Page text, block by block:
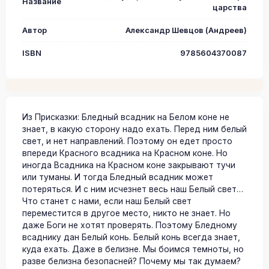
царства
Автор Александр Шевцов (Андреев)
ISBN 9785604370087
Из Присказки: Бледный всадник на Белом коне не
знает, в какую сторону надо ехать. Перед ним белый
свет, и нет направлений. Поэтому он едет просто
впереди Красного всадника на Красном коне. Но
иногда Всадника на Красном коне закрывают тучи
или туманы. И тогда Бледный всадник может
потеряться. И с ним исчезнет весь наш Белый свет…
Что станет с нами, если наш Белый свет
переместится в другое место, никто не знает. Но
даже Боги не хотят проверять. Поэтому Бледному
всаднику дан Белый конь. Белый конь всегда знает,
куда ехать. Даже в белизне. Мы боимся темноты, но
разве белизна безопасней? Почему мы так думаем?